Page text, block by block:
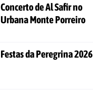
Concerto de Al Safir no
Urbana Monte Porreiro
Festas da Peregrina 2026